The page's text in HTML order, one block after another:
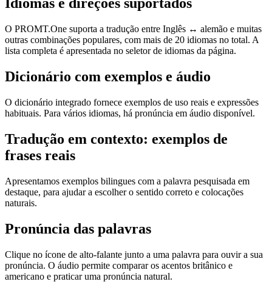
O PROMT.One suporta a tradução entre Inglês ↔ alemão e muitas
outras combinações populares, com mais de 20 idiomas no total. A
lista completa é apresentada no seletor de idiomas da página.
Dicionário com exemplos e áudio
O dicionário integrado fornece exemplos de uso reais e expressões
habituais. Para vários idiomas, há pronúncia em áudio disponível.
Tradução em contexto: exemplos de
frases reais
Apresentamos exemplos bilingues com a palavra pesquisada em
destaque, para ajudar a escolher o sentido correto e colocações
naturais.
Pronúncia das palavras
Clique no ícone de alto-falante junto a uma palavra para ouvir a sua
pronúncia. O áudio permite comparar os acentos britânico e
americano e praticar uma pronúncia natural.